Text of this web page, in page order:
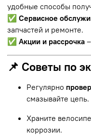
удобные способы
✅ Сервисное
запчастей и ремонте.
✅ Акции и рассрочка
📌 Советы по
Регулярно
смазывайте цепь.
Храните
коррозии.